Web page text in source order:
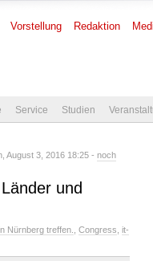
Vorstellung Redaktion
Service Studien
August 3, 2016 18:25 - noch
und
Nürnberg treffen. Congress it-